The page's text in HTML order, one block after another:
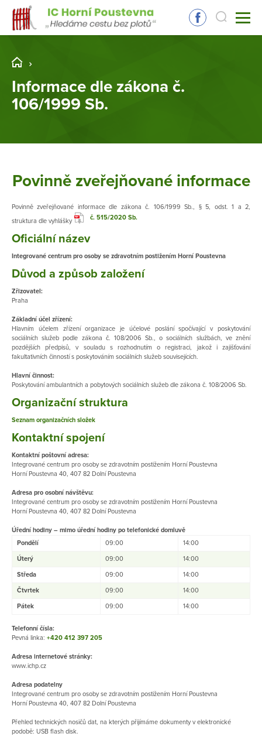
Informace dle zákona č.
106/1999 Sb.
Povinně zveřejňované informace
Povinně zveřejňované informace dle zákona č. 106/1999 Sb., § 5, odst. 1 a 2,
struktura dle vyhlášky
č. 515/2020 Sb.
Oficiální název
Integrované centrum pro osoby se zdravotním postižením Horní Poustevna​
Důvod a způsob založení
Zřizovatel:
Praha
Základní účel zřízení:
Hlavním účelem zřízení organizace je účelové poslání spočívající v poskytování
sociálních služeb podle zákona č. 108/2006 Sb., o sociálních službách, ve znění
pozdějších předpisů, v souladu s rozhodnutím o registraci, jakož i zajišťování
fakultativních činností s poskytováním sociálních služeb souvisejících.
Hlavní činnost:
Poskytování ambulantních a pobytových sociálních služeb dle zákona č. 108/2006 Sb.
Organizační struktura
Seznam organizačních složek
Kontaktní spojení
Kontaktní poštovní adresa:
Integrované centrum pro osoby se zdravotním postižením Horní Poustevna​
Horní Poustevna 40, 407 82 Dolní Poustevna
Adresa pro osobní návštěvu:
Integrované centrum pro osoby se zdravotním postižením Horní Poustevna​
Horní Poustevna 40, 407 82 Dolní Poustevna
Úřední hodiny – mimo úřední hodiny po telefonické domluvě
Pondělí
09:00 14:00
Úterý 09:00 14:00
Středa 09:00 14:00
Čtvrtek 09:00 14:00
Pátek 09:00 14:00
Telefonní čísla:
Pevná linka: +420 412 397 205
Adresa internetové stránky:
www.ichp.cz
Adresa podatelny
Integrované centrum pro osoby se zdravotním postižením Horní Poustevna​
Horní Poustevna 40, 407 82 Dolní Poustevna
Přehled technických nosičů dat, na kterých přijímáme dokumenty v elektronické
podobě: USB flash disk.